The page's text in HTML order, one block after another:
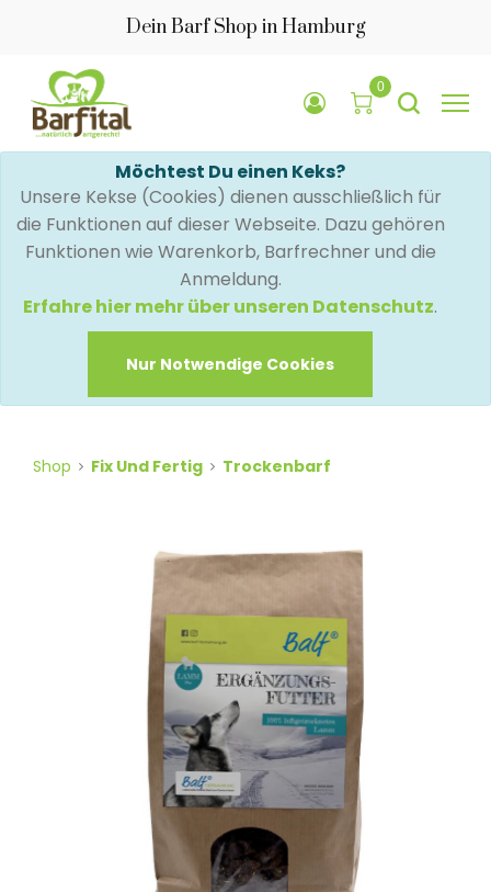
Dein Barf Shop in Hamburg
0
Möchtest Du einen Keks?
Unsere Kekse (Cookies) dienen ausschließlich für
die Funktionen auf dieser Webseite. Dazu gehören
Funktionen wie Warenkorb, Barfrechner und die
Anmeldung.
Erfahre hier mehr über unseren Datenschutz.
Nur Notwendige Cookies
Shop Fix Und Fertig Trockenbarf